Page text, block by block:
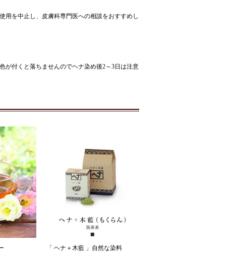
用を中止し、皮膚科専門医への相談をおすすめし
が付くと落ちませんのでヘナ染め後2～3日は注意
「 ヘナ＋木藍 」自然な染料